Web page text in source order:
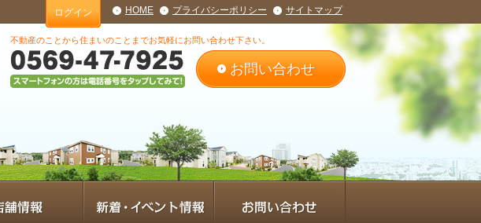
ログイン HOME プライバシーポリシー サイトマップ
不動産のことから住まいのことまでお気軽にお問い合わせ下さい。
お問い合わせ